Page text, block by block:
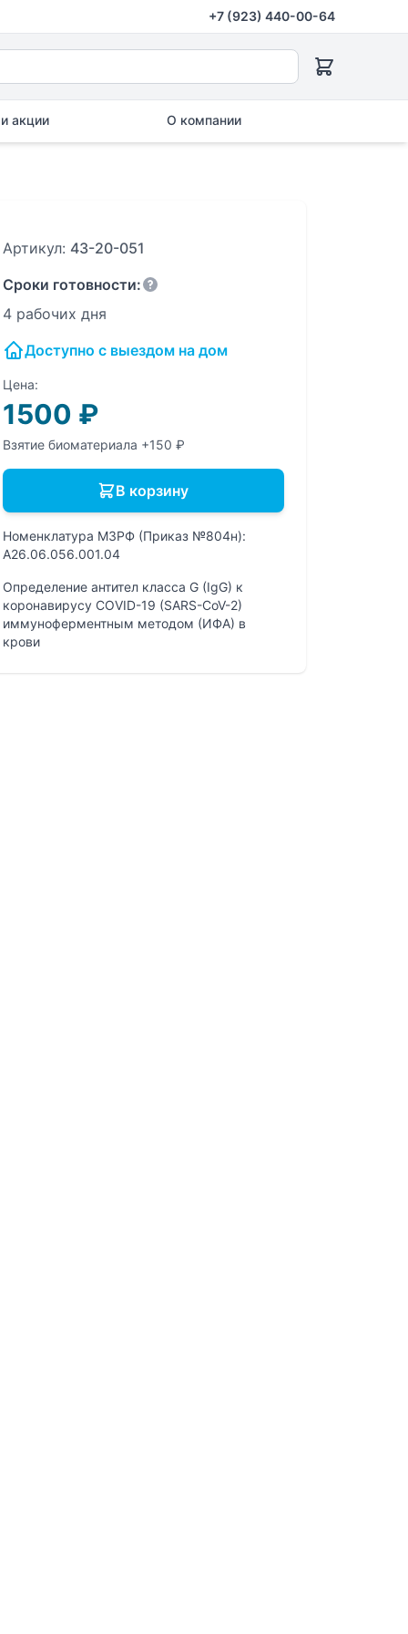
+7 (923) 440-00-64
акции О компании
Артикул: 43-20-051
Сроки готовности:
4 рабочих дня
Доступно с выездом на дом
Цена:
1500 ₽
Взятие биоматериала +150 ₽
В корзину
Номенклатура МЗРФ (Приказ №804н):
A26.06.056.001.04
Определение антител класса G (IgG) к
коронавирусу COVID-19 (SARS-CoV-2)
иммуноферментным методом (ИФА) в
крови